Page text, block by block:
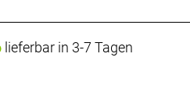
lieferbar in 3-7 Tagen